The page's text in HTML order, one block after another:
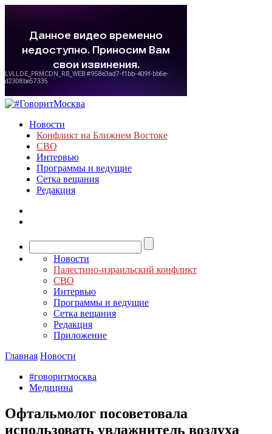
Новости
Конфликт на Ближнем Востоке
СВО
Интервью
Программы и ведущие
Сетка вещания
Редакция
Новости
Палестино-израильский конфликт
СВО
Интервью
Программы и ведущие
Сетка вещания
Редакция
Приложение
Главная Новости
#говоритмосква
Медицина
Офтальмолог посоветовала
использовать увлажнитель воздуха